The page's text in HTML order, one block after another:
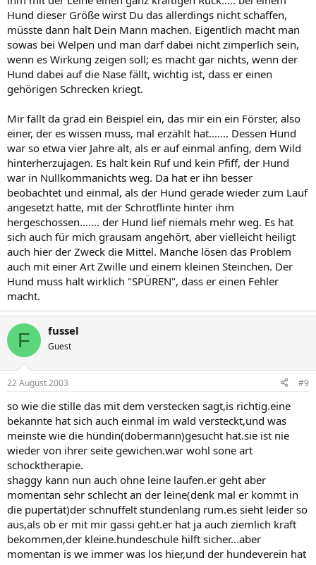
Hund dieser Größe wirst Du das allerdings nicht schaffen,
müsste dann halt Dein Mann machen. Eigentlich macht man
sowas bei Welpen und man darf dabei nicht zimperlich sein,
wenn es Wirkung zeigen soll; es macht gar nichts, wenn der
Hund dabei auf die Nase fällt, wichtig ist, dass er einen
gehörigen Schrecken kriegt.
Mir fällt da grad ein Beispiel ein, das mir ein ein Förster, also
einer, der es wissen muss, mal erzählt hat....... Dessen Hund
war so etwa vier Jahre alt, als er auf einmal anfing, dem Wild
hinterherzujagen. Es halt kein Ruf und kein Pfiff, der Hund
war in Nullkommanichts weg. Da hat er ihn besser
beobachtet und einmal, als der Hund gerade wieder zum Lauf
angesetzt hatte, mit der Schrotflinte hinter ihm
hergeschossen....... der Hund lief niemals mehr weg. Es hat
sich auch für mich grausam angehört, aber vielleicht heiligt
auch hier der Zweck die Mittel. Manche lösen das Problem
auch mit einer Art Zwille und einem kleinen Steinchen. Der
Hund muss halt wirklich "SPÜREN", dass er einen Fehler
macht.
F fussel
Guest
22 August 2003 #9
so wie die stille das mit dem verstecken sagt,is richtig.eine
bekannte hat sich auch einmal im wald versteckt,und was
meinste wie die hündin(dobermann)gesucht hat.sie ist nie
wieder von ihrer seite gewichen.war wohl sone art
schocktherapie.
shaggy kann nun auch ohne leine laufen.er geht aber
momentan sehr schlecht an der leine(denk mal er kommt in
die pupertät)der schnuffelt stundenlang rum.es sieht leider so
aus,als ob er mit mir gassi geht.er hat ja auch ziemlich kraft
bekommen,der kleine.hundeschule hilft sicher...aber
momentan is we immer was los hier,und der hundeverein hat